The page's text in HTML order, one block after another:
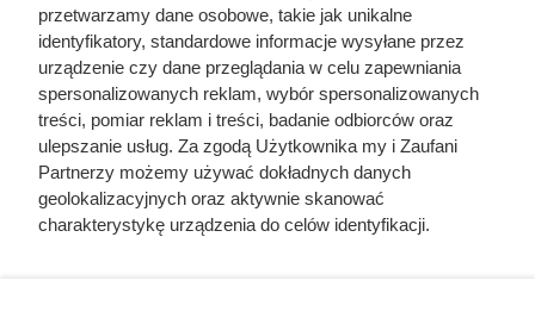
przetwarzamy dane osobowe, takie jak unikalne
identyfikatory, standardowe informacje wysyłane przez
urządzenie czy dane przeglądania w celu zapewniania
spersonalizowanych reklam, wybór spersonalizowanych
treści, pomiar reklam i treści, badanie odbiorców oraz
ulepszanie usług. Za zgodą Użytkownika my i Zaufani
Partnerzy możemy używać dokładnych danych
geolokalizacyjnych oraz aktywnie skanować
charakterystykę urządzenia do celów identyfikacji.